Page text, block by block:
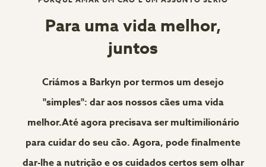
Para uma vida melhor,
juntos
Criámos a Barkyn por termos um desejo
"simples": dar aos nossos cães uma vida
melhor.Até agora precisava ser multimilionário
para cuidar do seu cão. Agora, pode finalmente
dar-lhe a nutrição e os cuidados certos sem olhar